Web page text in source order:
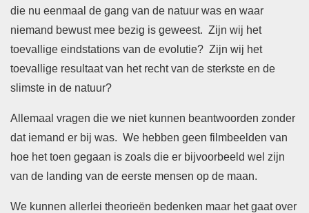
die nu eenmaal de gang van de natuur was en waar
niemand bewust mee bezig is geweest. Zijn wij het
toevallige eindstations van de evolutie? Zijn wij het
toevallige resultaat van het recht van de sterkste en de
slimste in de natuur?
Allemaal vragen die we niet kunnen beantwoorden zonder
dat iemand er bij was. We hebben geen filmbeelden van
hoe het toen gegaan is zoals die er bijvoorbeeld wel zijn
van de landing van de eerste mensen op de maan.
We kunnen allerlei theorieën bedenken maar het gaat over